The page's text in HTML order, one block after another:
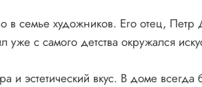
в семье художников. Его отец, Петр
с самого детства окружался
и эстетический вкус. В доме